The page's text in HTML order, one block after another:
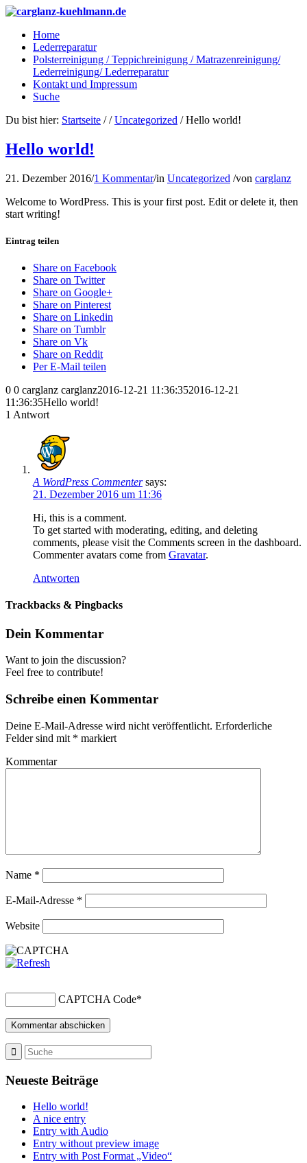
Home
Lederreparatur
Polsterreinigung / Teppichreinigung / Matrazenreinigung/
Lederreinigung/ Lederreparatur
Kontakt und Impressum
Suche
Du bist hier: Startseite / / Uncategorized / Hello world!
Hello world!
21. Dezember 2016/1 Kommentar/in Uncategorized /von carglanz
Welcome to WordPress. This is your first post. Edit or delete it, then
start writing!
Eintrag teilen
Share on Facebook
Share on Twitter
Share on Google+
Share on Pinterest
Share on Linkedin
Share on Tumblr
Share on Vk
Share on Reddit
Per E-Mail teilen
0 0 carglanz carglanz2016-12-21 11:36:352016-12-21
11:36:35Hello world!
1 Antwort
A WordPress Commenter says:
21. Dezember 2016 um 11:36
Hi, this is a comment.
To get started with moderating, editing, and deleting
comments, please visit the Comments screen in the dashboard.
Commenter avatars come from Gravatar.
Antworten
Trackbacks & Pingbacks
Dein Kommentar
Want to join the discussion?
Feel free to contribute!
Schreibe einen Kommentar
Deine E-Mail-Adresse wird nicht veröffentlicht. Erforderliche
Felder sind mit * markiert
Kommentar
Name *
E-Mail-Adresse *
Website
CAPTCHA Code*
Neueste Beiträge
Hello world!
A nice entry
Entry with Audio
Entry without preview image
Entry with Post Format „Video“